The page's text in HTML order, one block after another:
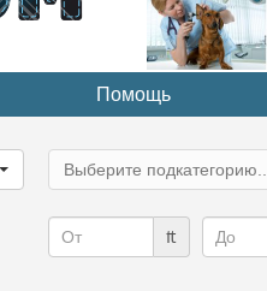
Помощь
категорию...
Выберите подкатегорию...
₶